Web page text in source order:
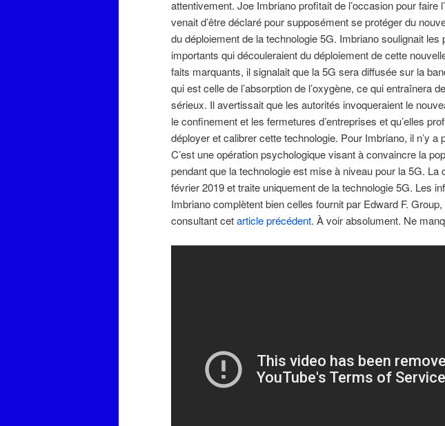
attentivement. Joe Imbriano profitait de l’occasion pour faire
venait d’être déclaré pour supposément se protéger du
du déploiement de la technologie 5G. Imbriano soulignait les
importants qui découleraient du déploiement de cette
faits marquants, il signalait que la 5G sera diffusée sur la
qui est celle de l’absorption de l’oxygène, ce qui entraînera
sérieux. Il avertissait que les autorités invoqueraient le
le confinement et les fermetures d’entreprises et qu’elles
déployer et calibrer cette technologie. Pour Imbriano, il n’y
C’est une opération psychologique visant à convaincre la
pendant que la technologie est mise à niveau pour la 5G. La
février 2019 et traite uniquement de la technologie 5G. Les
Imbriano complètent bien celles fournit par Edward F.
consultant cetarticle précédent. À voir absolument. Ne